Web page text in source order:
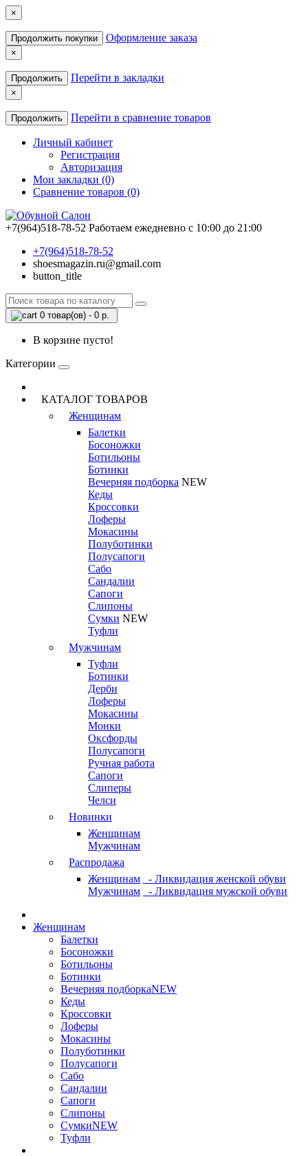
×
Продолжить покупки Оформление заказа
×
Продолжить Перейти в закладки
×
Продолжить Перейти в сравнение товаров
Личный кабинет
Регистрация
Авторизация
Мои закладки (0)
Сравнение товаров (0)
+7(964)518-78-52 Работаем ежедневно с 10:00 до 21:00
+7(964)518-78-52
shoesmagazin.ru@gmail.com
button_title
0 товар(ов) - 0 р.
В корзине пусто!
Категории
КАТАЛОГ ТОВАРОВ
Женщинам
Балетки
Босоножки
Ботильоны
Ботинки
Вечерняя подборка NEW
Кеды
Кроссовки
Лоферы
Мокасины
Полуботинки
Полусапоги
Сабо
Сандалии
Сапоги
Слипоны
Сумки NEW
Туфли
Мужчинам
Туфли
Ботинки
Дерби
Лоферы
Мокасины
Монки
Оксфорды
Полусапоги
Ручная работа
Сапоги
Слиперы
Челси
Новинки
Женщинам
Мужчинам
Распродажа
Женщинам
- Ликвидация женской обуви
Мужчинам
- Ликвидация мужской обуви
Женщинам
Балетки
Босоножки
Ботильоны
Ботинки
Вечерняя подборкаNEW
Кеды
Кроссовки
Лоферы
Мокасины
Полуботинки
Полусапоги
Сабо
Сандалии
Сапоги
Слипоны
СумкиNEW
Туфли